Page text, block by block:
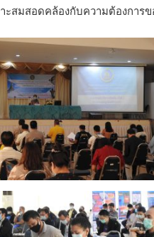
สมสอดคล้องกับความต้องการ